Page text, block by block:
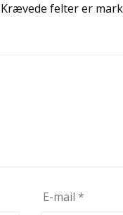
Krævede felter er
E-mail*